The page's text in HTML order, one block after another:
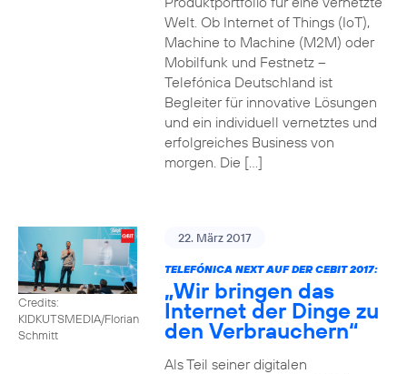
Welt. Ob Internet of Things (IoT),
Machine to Machine (M2M) oder
Mobilfunk und Festnetz –
Telefónica Deutschland ist
Begleiter für innovative Lösungen
und ein individuell vernetztes und
erfolgreiches Business von
morgen. Die […]
Credits:
KIDKUTSMEDIA/Florian
Schmitt
22. März 2017
TELEFÓNICA NEXT AUF DER CEBIT 2017:
„Wir bringen das
Internet der Dinge zu
den Verbrauchern“
Als Teil seiner digitalen